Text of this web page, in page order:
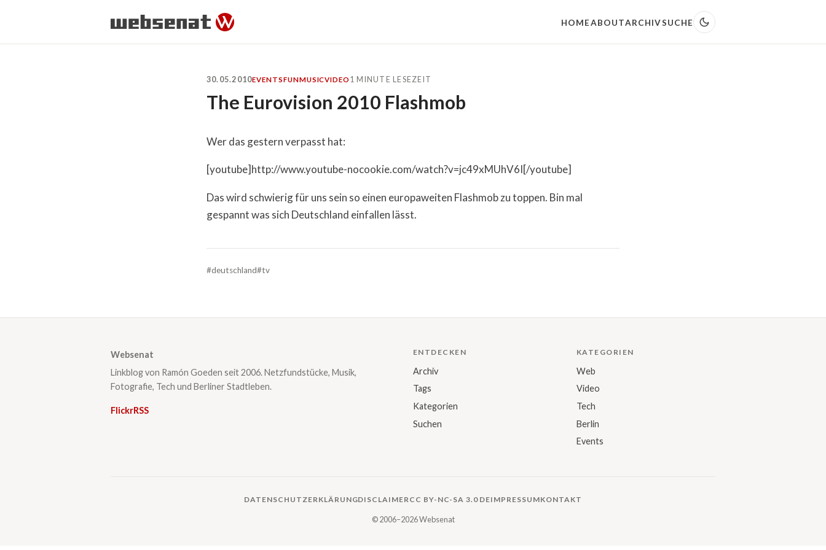
HOMEABOUTARCHIVSUCHE
30.05.2010EVENTSFUNMUSICVIDEO 1 MINUTE LESEZEIT
The Eurovision 2010 Flashmob
Wer das gestern verpasst hat:
[youtube]http://www.youtube-nocookie.com/watch?v=jc49xMUhV6I[/youtube]
Das wird schwierig für uns sein so einen europaweiten Flashmob zu toppen. Bin mal
gespannt was sich Deutschland einfallen lässt.
#deutschland#tv
Websenat
Linkblog von Ramón Goeden seit 2006. Netzfundstücke, Musik,
Fotografie, Tech und Berliner Stadtleben.
FlickrRSS
ENTDECKEN
Archiv
Tags
Kategorien
Suchen
KATEGORIEN
Web
Video
Tech
Berlin
Events
DATENSCHUTZERKLÄRUNGDISCLAIMER CC BY-NC-SA 3.0 DEIMPRESSUMKONTAKT
© 2006–2026 Websenat